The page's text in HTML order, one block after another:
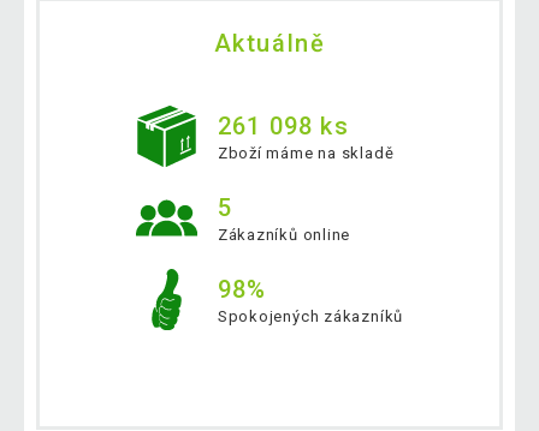
Aktuálně
261 098 ks
Zboží máme na skladě
5
Zákazníků online
98%
Spokojených zákazníků